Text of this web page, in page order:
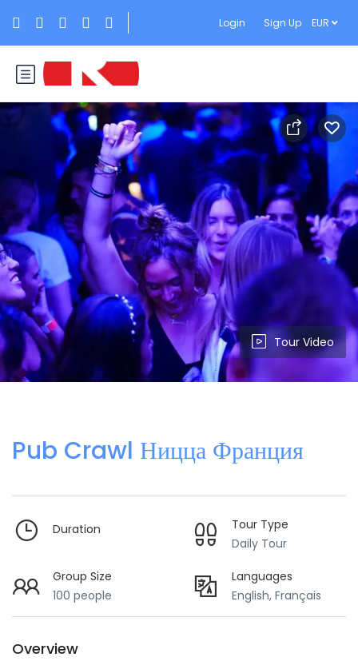
Login Sign Up EUR
Tour Video
Pub Crawl Ницца Франция
Duration
Tour Type
Daily Tour
Group Size
100 people
Languages
English, Français
Overview